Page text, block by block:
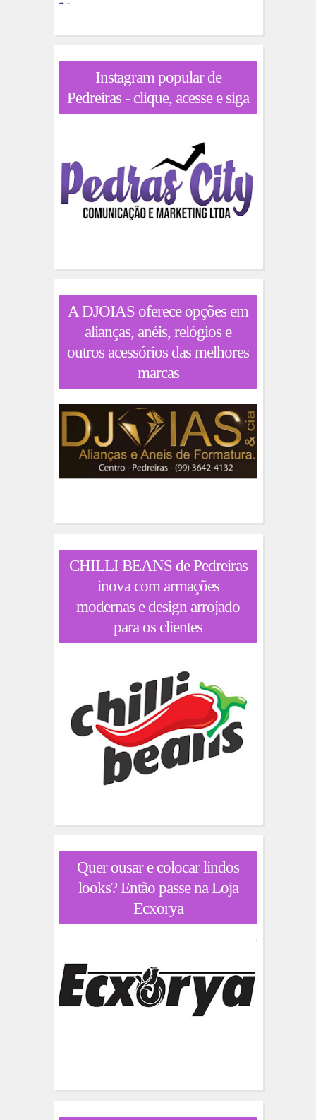
Instagram popular de
Pedreiras - clique, acesse e siga
A DJOIAS oferece opções em
alianças, anéis, relógios e
outros acessórios das melhores
marcas
CHILLI BEANS de Pedreiras
inova com armações
modernas e design arrojado
para os clientes
Quer ousar e colocar lindos
looks? Então passe na Loja
Ecxorya